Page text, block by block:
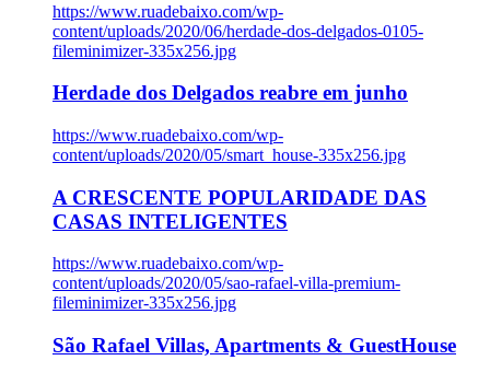
https://www.ruadebaixo.com/wp-
content/uploads/2020/06/herdade-dos-delgados-0105-
fileminimizer-335x256.jpg
Herdade dos Delgados reabre em junho
https://www.ruadebaixo.com/wp-
content/uploads/2020/05/smart_house-335x256.jpg
A CRESCENTE POPULARIDADE DAS
CASAS INTELIGENTES
https://www.ruadebaixo.com/wp-
content/uploads/2020/05/sao-rafael-villa-premium-
fileminimizer-335x256.jpg
São Rafael Villas, Apartments & GuestHouse